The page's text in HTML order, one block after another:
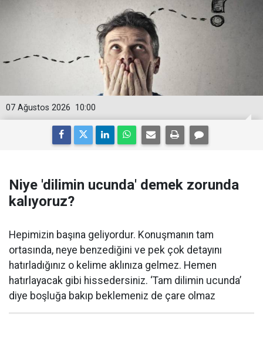
10:00
07 Ağustos 2026
Niye 'dilimin ucunda' demek zorunda
kalıyoruz?
Hepimizin başına geliyordur. Konuşmanın tam
ortasında, neye benzediğini ve pek çok detayını
hatırladığınız o kelime aklınıza gelmez. Hemen
hatırlayacak gibi hissedersiniz. ‘Tam dilimin ucunda’
diye boşluğa bakıp beklemeniz de çare olmaz